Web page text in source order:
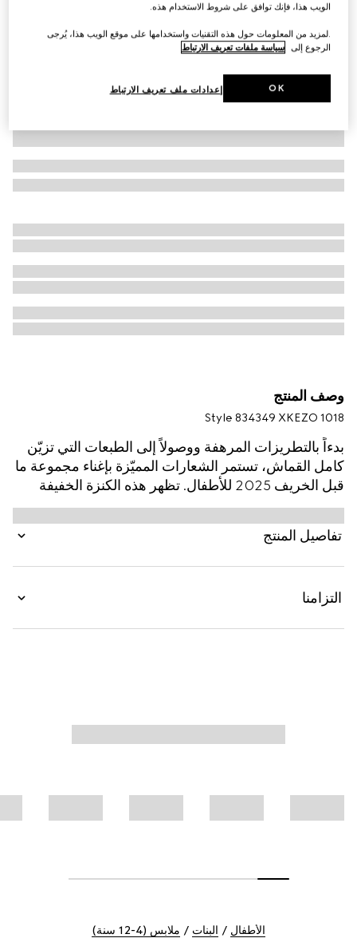
وصف المنتج
Style ‎834349 XKEZO 1018
بدءاً بالتطريزات المرهفة ووصولاً إلى الطبعات التي تزيّن
كامل القماش، تستمر الشعارات المميّزة بإغناء مجموعة ما
قبل الخريف 2025 للأطفال. تظهر هذه الكنزة الخفيفة
للأطفال بجاكارد صوف بنقش GG، في إشارة إلى شعار
مونوغرام الدار الغني عن التعريف.
تفاصيل المنتج
التزامنا
الأطفال البنات ملابس (4-12 سنة)
الويب هذا، فإنك توافق على شروط الاستخدام هذه.
.لمزيد من المعلومات حول هذه التقنيات واستخدامها على موقع الويب هذا، يُرجى
الرجوع إلى سياسة ملفات تعريف الارتباط
إعدادات ملف تعريف الارتباط OK